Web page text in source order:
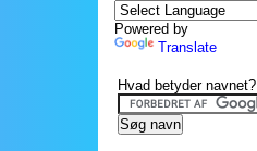
Powered by
Translate
Hvad betyder navnet?